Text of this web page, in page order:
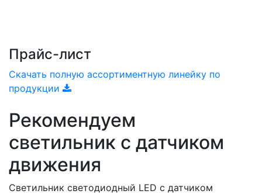
Прайс-лист
Скачать полную ассортиментную линейку по
продукции
Рекомендуем
светильник с датчиком
движения
Светильник светодиодный LED с датчиком